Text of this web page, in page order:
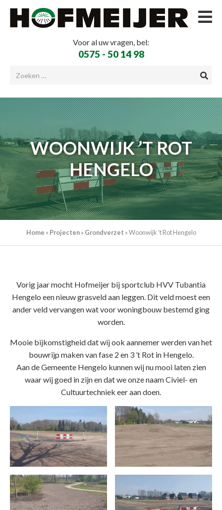
Voor al uw vragen, bel:
0575 - 50 14 98
WOONWIJK ’T ROT
HENGELO
Home » Projecten» Grondverzet »Woonwijk ’t Rot Hengelo
Vorig jaar mocht Hofmeijer bij sportclub HVV Tubantia
Hengelo een nieuw grasveld aan leggen. Dit veld moest een
ander veld vervangen wat voor woningbouw bestemd ging
worden.
Mooie bijkomstigheid dat wij ook aannemer werden van het
bouwrijp maken van fase 2 en 3 ’t Rot in Hengelo.
Aan de Gemeente Hengelo kunnen wij nu mooi laten zien
waar wij goed in zijn en dat we onze naam Civiel- en
Cultuurtechniek eer aan doen.